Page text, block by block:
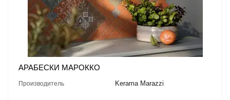
АРАБЕСКИ МАРОККО
Производитель Kerama Marazzi